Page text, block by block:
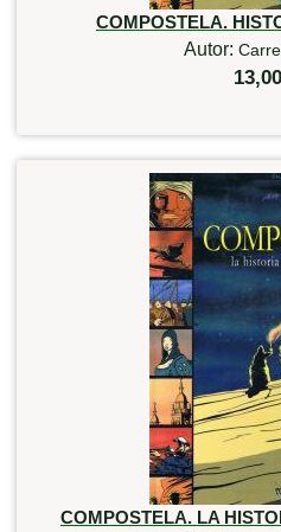
COMPOSTELA.
Autor:
COMPOSTELA. LA